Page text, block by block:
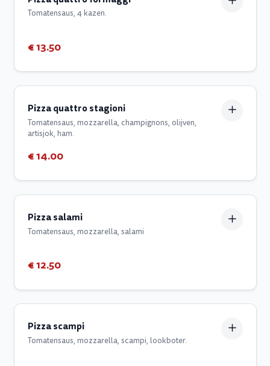
Tomatensaus, 4 kazen.
€ 13.50
Pizza quattro stagioni
Tomatensaus, mozzarella, champignons, olijven,
artisjok, ham.
€ 14.00
Pizza salami
Tomatensaus, mozzarella, salami
€ 12.50
Pizza scampi
Tomatensaus, mozzarella, scampi, lookboter.